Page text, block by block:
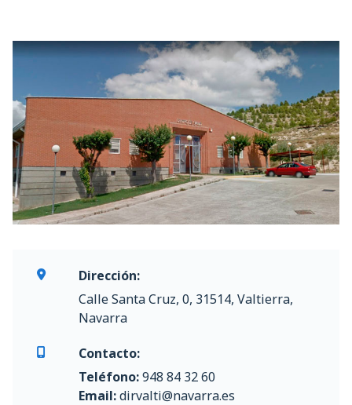
Dirección:
Calle Santa Cruz, 0, 31514, Valtierra,
Navarra
Contacto:
Teléfono:948 84 32 60
Email:dirvalti@navarra.es